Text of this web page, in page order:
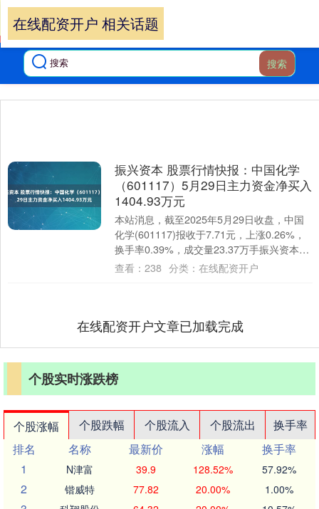
搜索
在线配资开户 相关话题
振兴资本 股票行情快报：中国化学
（601117）5月29日主力资金净买入
1404.93万元
本站消息，截至2025年5月29日收盘，中国
化学(601117)报收于7.71元，上涨0.26%，
换手率0.39%，成交量23.37万手振兴资本，
成交额1.8亿....
查看： 238 分类： 在线配资开户
在线配资开户文章已加载完成
个股实时涨跌榜
个股涨幅 个股跌幅 个股流入 个股流出
换手率
排名
名称 最新价 涨幅
换手率
1
N津富 39.9 128.52% 57.92%
2 锴威特 77.82 20.00% 1.00%